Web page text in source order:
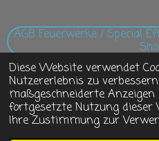
Diese Website verwendet
Nutzererlebnis zu
maßgeschneiderte Anzeigen
fortgesetzte Nutzung
Ihre Zustimmung zur
AGB Feuerwerke / Special
© 2020 - 2024 Magic
Mit Unterstützung von Webador